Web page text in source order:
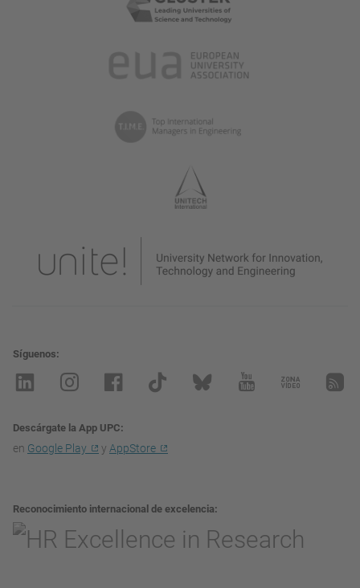
Síguenos
Descárgate la App UPC
en Google Play y AppStore
Reconocimiento internacional de excelencia